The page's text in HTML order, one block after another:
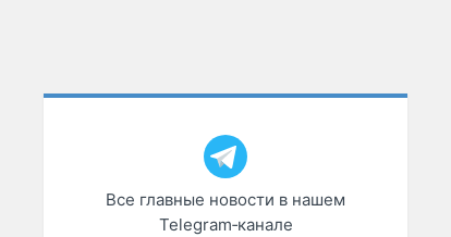
Все главные новости в нашем
Telegram‑канале